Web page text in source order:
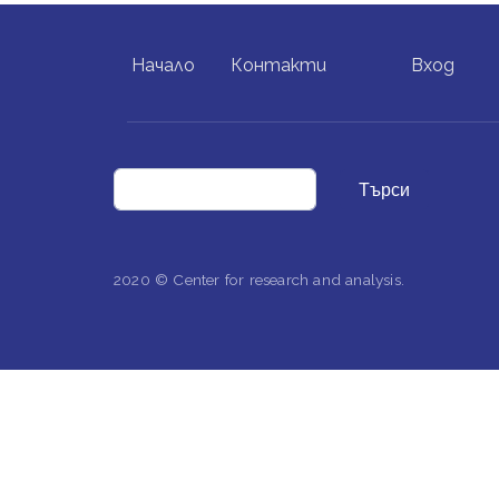
FOOTER MENU
Начало Контакти
USER
Вход
Търси
2020 © Center for research and analysis.